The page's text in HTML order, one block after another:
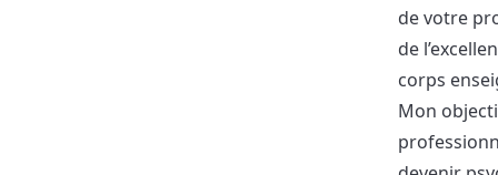
de votre
de
corps
Mon